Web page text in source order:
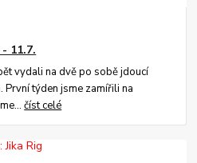
11.7.
vydali na dvě po sobě jdoucí
týden jsme zamířili na
číst celé